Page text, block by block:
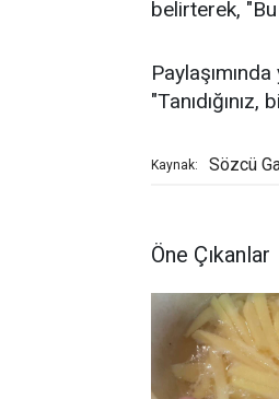
belirterek,
Kaynak: Sözcü
Öne Çıkanlar